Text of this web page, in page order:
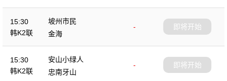
15:30
韩K2联
坡州市民
-
金海
即将开始
15:30
韩K2联
安山小绿人
-
忠南牙山
即将开始